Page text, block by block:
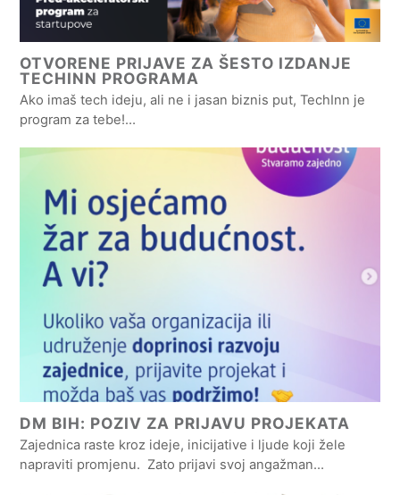
OTVORENE PRIJAVE ZA ŠESTO IZDANJE
TECHINN PROGRAMA
Ako imaš tech ideju, ali ne i jasan biznis put, TechInn je
program za tebe!…
DM BIH: POZIV ZA PRIJAVU PROJEKATA
Zajednica raste kroz ideje, inicijative i ljude koji žele
napraviti promjenu. Zato prijavi svoj angažman…